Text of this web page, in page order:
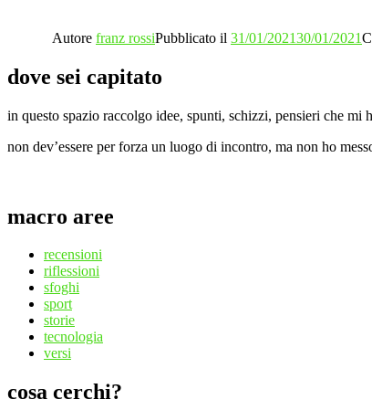
Autore franz rossiPubblicato il 31/01/202130/01/2021
dove sei capitato
in questo spazio raccolgo idee, spunti, schizzi, pensieri che
non dev’essere per forza un luogo di incontro, ma non ho
macro aree
recensioni
riflessioni
sfoghi
sport
storie
tecnologia
versi
cosa cerchi?